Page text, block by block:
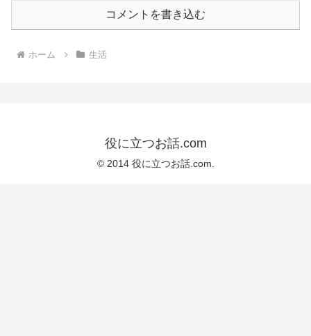
コメントを書き込む
ホーム 生活
役に立つお話.com
© 2014 役に立つお話.com.